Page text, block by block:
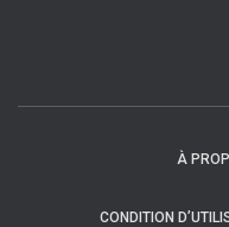
À
CONDITION